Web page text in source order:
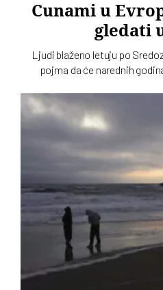
Cunami u
gledati
Ljudi blaženo letuju po
pojma da će narednih